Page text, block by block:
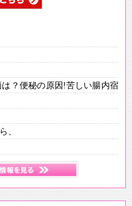
？便秘の原因!苦しい腸内宿
、